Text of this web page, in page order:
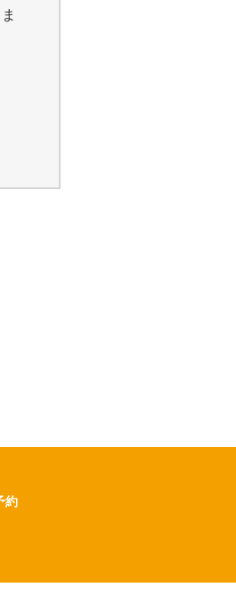
約